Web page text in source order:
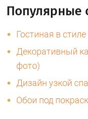
Популярные
Гостиная в
Декоративный
фото)
Дизайн узкой
Обои под